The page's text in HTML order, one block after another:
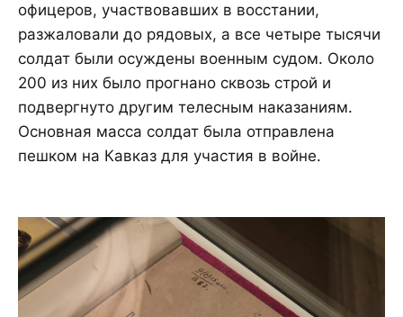
офицеров, участвовавших в восстании,
разжаловали до рядовых, а все четыре тысячи
солдат были осуждены военным судом. Около
200 из них было прогнано сквозь строй и
подвергнуто другим телесным наказаниям.
Основная масса солдат была отправлена
пешком на Кавказ для участия в войне.